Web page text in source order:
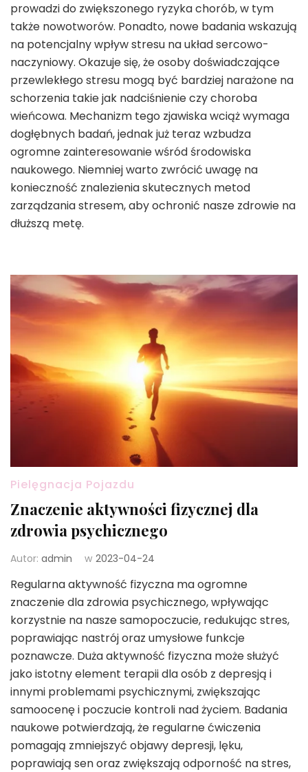
prowadzi do zwiększonego ryzyka chorób, w tym
także nowotworów. Ponadto, nowe badania wskazują
na potencjalny wpływ stresu na układ sercowo-
naczyniowy. Okazuje się, że osoby doświadczające
przewlekłego stresu mogą być bardziej narażone na
schorzenia takie jak nadciśnienie czy choroba
wieńcowa. Mechanizm tego zjawiska wciąż wymaga
dogłębnych badań, jednak już teraz wzbudza
ogromne zainteresowanie wśród środowiska
naukowego. Niemniej warto zwrócić uwagę na
konieczność znalezienia skutecznych metod
zarządzania stresem, aby ochronić nasze zdrowie na
dłuższą metę.
Pielęgnacja Pojazdu
Znaczenie aktywności fizycznej dla
zdrowia psychicznego
Autor: admin w 2023-04-24
Regularna aktywność fizyczna ma ogromne
znaczenie dla zdrowia psychicznego, wpływając
korzystnie na nasze samopoczucie, redukując stres,
poprawiając nastrój oraz umysłowe funkcje
poznawcze. Duża aktywność fizyczna może służyć
jako istotny element terapii dla osób z depresją i
innymi problemami psychicznymi, zwiększając
samoocenę i poczucie kontroli nad życiem. Badania
naukowe potwierdzają, że regularne ćwiczenia
pomagają zmniejszyć objawy depresji, lęku,
poprawiają sen oraz zwiększają odporność na stres,